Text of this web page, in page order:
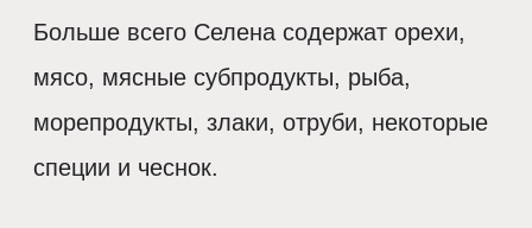
Больше всего Селена содержат орехи,
мясо, мясные субпродукты, рыба,
морепродукты, злаки, отруби, некоторые
специи и чеснок.